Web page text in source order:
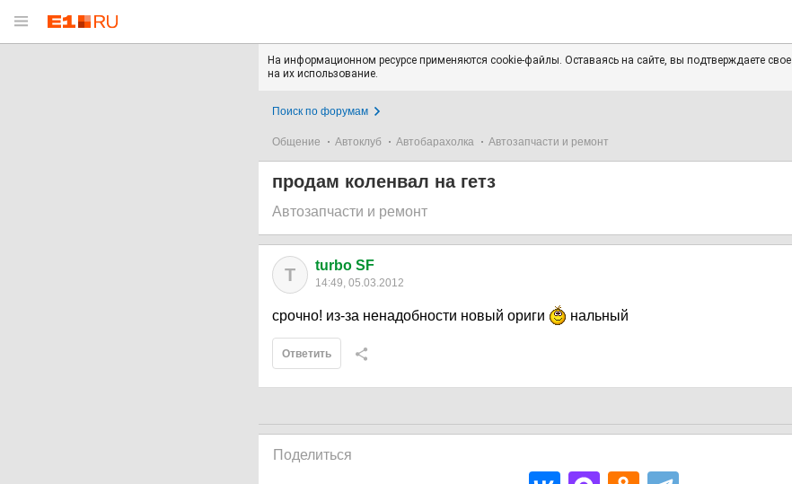
На информационном ресурсе применяются cookie-файлы. Оставаясь на сайте, вы подтверждаете свое
на их использование.
Поиск по форумам
Общение Автоклуб Автобарахолка Автозапчасти и ремонт
продам коленвал на гетз
Автозапчасти и ремонт
T turbo SF
14:49, 05.03.2012
срочно! из-за ненадобности новый ориги нальный
Ответить
Поделиться